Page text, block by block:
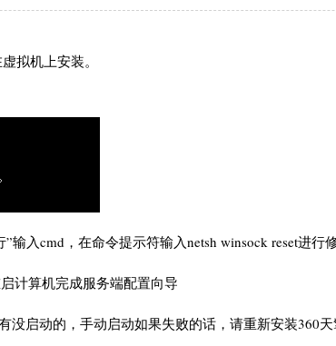
拟机上安装。
入cmd，在命令提示符输入netsh winsock reset进行修
计算机完成服务端配置向导
启动的，手动启动如果失败的话，请重新安装360天